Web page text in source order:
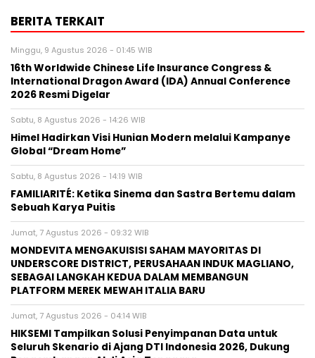
BERITA TERKAIT
Minggu, 9 Agustus 2026 - 01:45 WIB
16th Worldwide Chinese Life Insurance Congress &
International Dragon Award (IDA) Annual Conference
2026 Resmi Digelar
Sabtu, 8 Agustus 2026 - 14:26 WIB
Himel Hadirkan Visi Hunian Modern melalui Kampanye
Global “Dream Home”
Sabtu, 8 Agustus 2026 - 14:19 WIB
FAMILIARITÉ: Ketika Sinema dan Sastra Bertemu dalam
Sebuah Karya Puitis
Jumat, 7 Agustus 2026 - 09:32 WIB
MONDEVITA MENGAKUISISI SAHAM MAYORITAS DI
UNDERSCORE DISTRICT, PERUSAHAAN INDUK MAGLIANO,
SEBAGAI LANGKAH KEDUA DALAM MEMBANGUN
PLATFORM MEREK MEWAH ITALIA BARU
Jumat, 7 Agustus 2026 - 04:14 WIB
HIKSEMI Tampilkan Solusi Penyimpanan Data untuk
Seluruh Skenario di Ajang DTI Indonesia 2026, Dukung